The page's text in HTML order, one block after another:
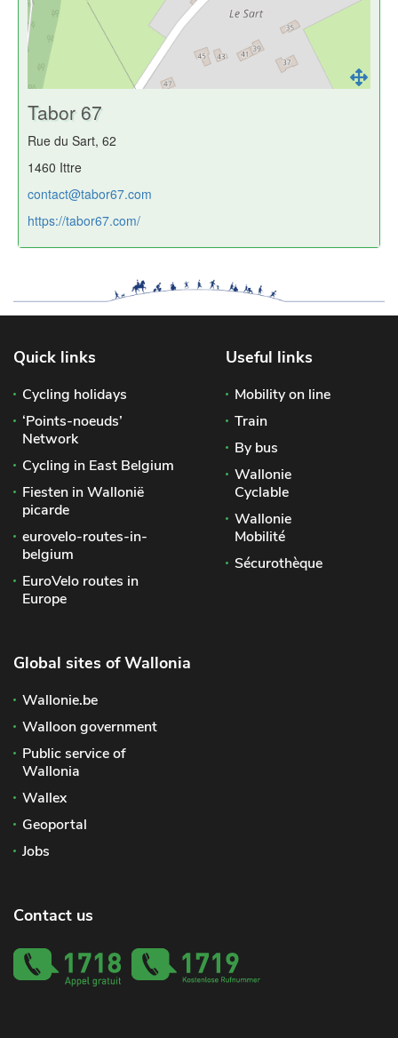
Tabor 67
Rue du Sart, 62
1460 Ittre
contact@tabor67.com
https://tabor67.com/
Quick links
Cycling holidays
‘Points-noeuds’
Network
Cycling in East Belgium
Fiesten in Wallonië
picarde
eurovelo-routes-in-
belgium
EuroVelo routes in
Europe
Useful links
Mobility on line
Train
By bus
Wallonie
Cyclable
Wallonie
Mobilité
Sécurothèque
Global sites of Wallonia
Wallonie.be
Walloon government
Public service of
Wallonia
Wallex
Geoportal
Jobs
Contact us